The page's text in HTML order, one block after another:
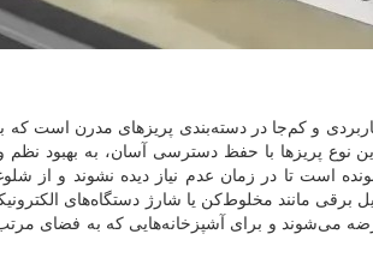
کاربردی و کم‌جا در دسته‌بندی پریزهای مدرن
نوع پریزها با حفظ دسترسی آسان، به بهبود نظم
است تا در زمان عدم نیاز دیده نشوند و از
برقی مانند مخلوط‌کن یا شارژ دستگاه‌های
می‌شوند و برای آشپزخانه‌هایی که به فضای